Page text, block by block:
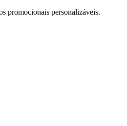
promocionais personalizáveis.